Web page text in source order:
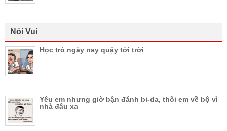
Nói Vui
Học trò ngày nay quậy tới trời
Yêu em nhưng giờ bận đánh bi-da, thôi em về bộ vì
nhà đâu xa